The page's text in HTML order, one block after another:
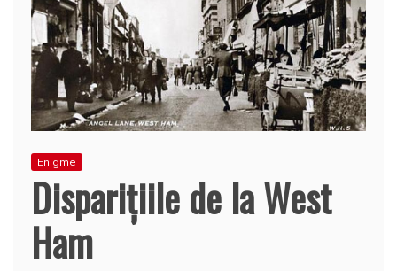
Enigme
Disparițiile de la West
Ham